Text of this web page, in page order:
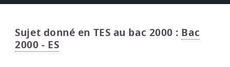
Sujet donné en TES au bac 2000 : Bac
2000 - ES